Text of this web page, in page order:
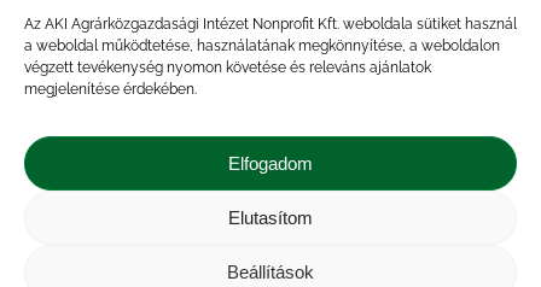
Az AKI Agrárközgazdasági Intézet Nonprofit Kft. weboldala sütiket használ
a weboldal működtetése, használatának megkönnyítése, a weboldalon
végzett tevékenység nyomon követése és releváns ajánlatok
megjelenítése érdekében.
Elfogadom
Elutasítom
Beállítások
árumérlege, 2014. félév